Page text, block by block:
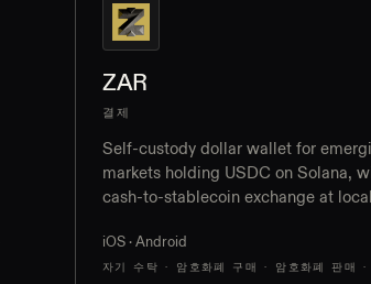
ZAR
결제
Self-custody dollar wallet for
markets holding USDC on Solana,
cash-to-stablecoin exchange at local
cash-out to banks in 70+ countries
iOS · Android
자기 수탁 · 암호화폐 구매 · 암호화폐 판매